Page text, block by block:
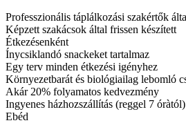
Professzionális táplálkozási szakértők
Képzett szakácsok által frissen készített
Étkezésenként
Ínycsiklandó snackeket tartalmaz
Egy terv minden étkezési igényhez
Környezetbarát és biológiailag lebomló
Akár 20% folyamatos kedvezmény
Ingyenes házhozszállítás (reggel 7 óràtól)
Ebéd